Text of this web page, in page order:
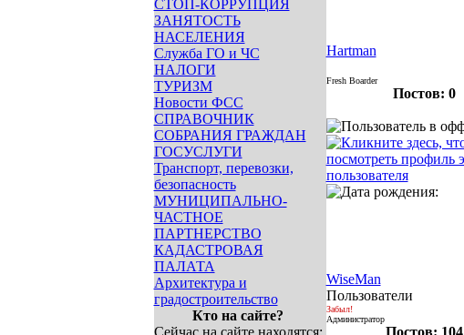
СТОП-КОРРУПЦИЯ
ЗАНЯТОСТЬ
НАСЕЛЕНИЯ
Служба ГО и ЧС
НАЛОГИ
ТУРИЗМ
Новости ФСС
СПРАВОЧНИК
СОБРАНИЯ ГРАЖДАН
ГОСУСЛУГИ
Транспорт, перевозки,
безопасность
МУНИЦИПАЛЬНО-
ЧАСТНОЕ
ПАРТНЕРСТВО
КАДАСТРОВАЯ
ПАЛАТА
Архитектура и
градостроительство
Кто на сайте?
Сейчас на сайте находятся:
Hartman
Fresh Boarder
Постов: 0
WiseMan
Пользователи
Забыл!
Администратор
Постов: 104